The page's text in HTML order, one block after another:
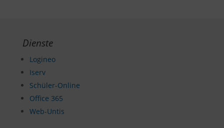
Dienste
Logineo
Iserv
Schüler-Online
Office 365
Web-Untis